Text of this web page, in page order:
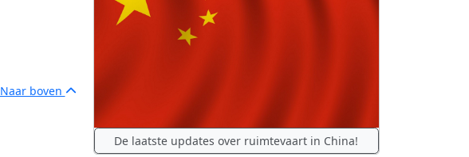
Naar boven
De laatste updates over ruimtevaart in China!